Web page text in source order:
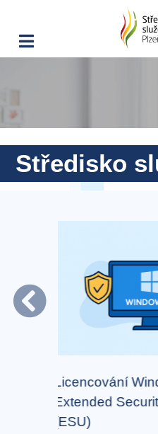
Středisko
Autodoprava